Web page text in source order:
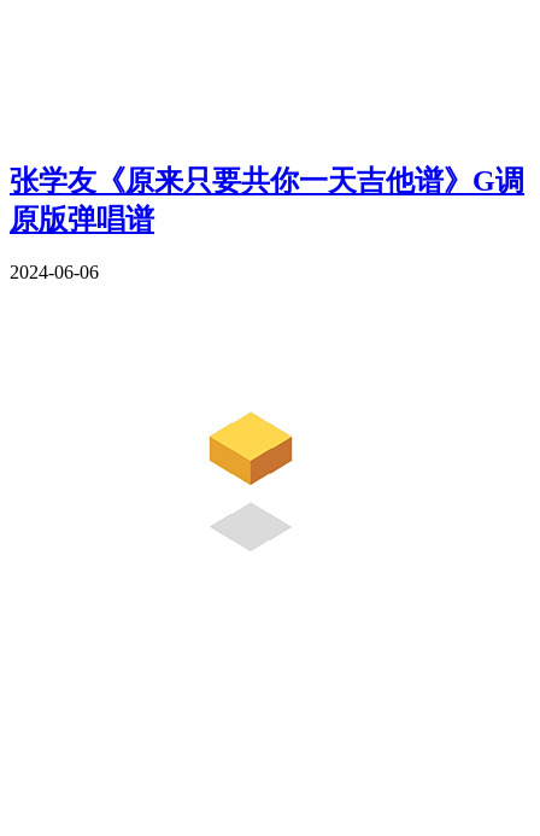
张学友《原来只要共你一天吉他谱》G调
原版弹唱谱
2024-06-06